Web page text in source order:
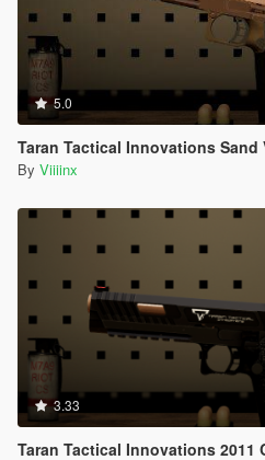
5.0
Taran Tactical Innovations Sand
By Viiiinx
3.33
Taran Tactical Innovations 2011